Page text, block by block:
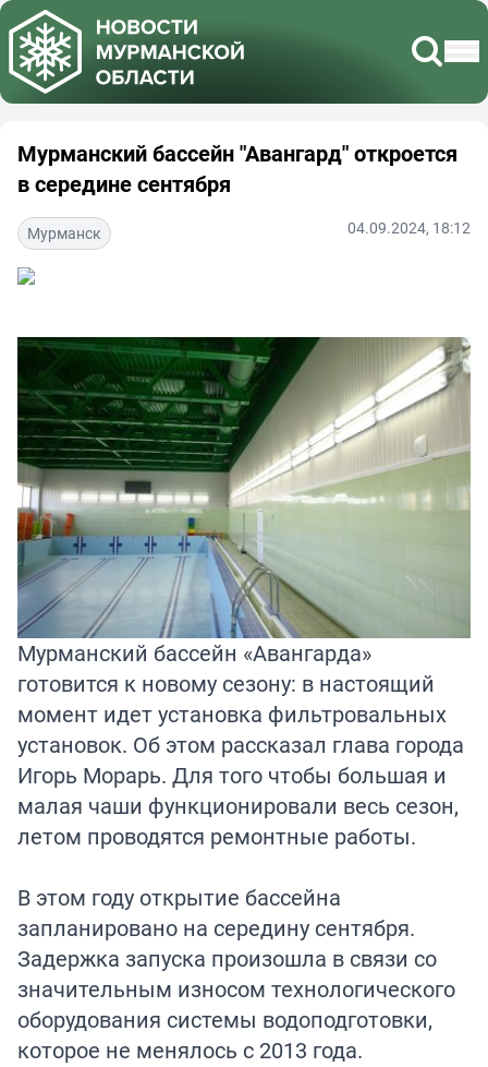
Мурманский бассейн "Авангард" откроется
в середине сентября
Мурманск 04.09.2024, 18:12
Мурманский бассейн «Авангарда»
готовится к новому сезону: в настоящий
момент идет установка фильтровальных
установок. Об этом рассказал глава города
Игорь Морарь. Для того чтобы большая и
малая чаши функционировали весь сезон,
летом проводятся ремонтные работы.
В этом году открытие бассейна
запланировано на середину сентября.
Задержка запуска произошла в связи со
значительным износом технологического
оборудования системы водоподготовки,
которое не менялось с 2013 года.